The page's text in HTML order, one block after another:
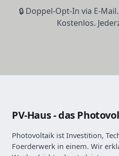
🔒 Doppel-Opt-In via E-
Kostenlos.
PV-Haus - das
Photovoltaik ist Investition,
Foerderwerk in einem. Wir